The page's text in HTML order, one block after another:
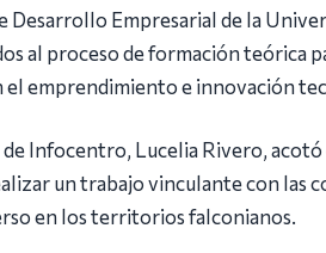
Desarrollo Empresarial de la
al proceso de formación teórica
el emprendimiento e innovación
de Infocentro, Lucelia Rivero,
un trabajo vinculante con las
en los territorios falconianos.